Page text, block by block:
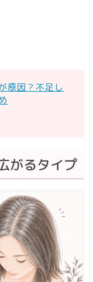
原因？不足し
がるタイプ